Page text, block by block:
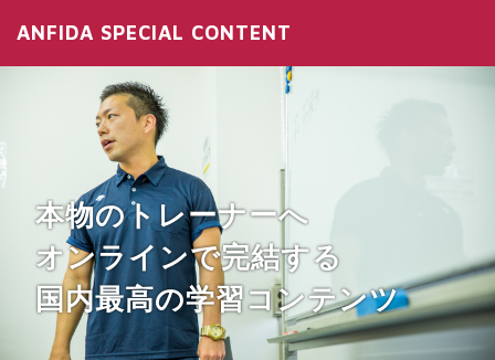
ANFIDA SPECIAL CONTENT
本物のトレーナーへ
オンラインで完結する
国内最高の学習コンテンツ